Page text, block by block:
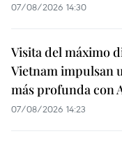
07/08/2026 14:30
Visita del máximo
Vietnam impulsan
más profunda con
07/08/2026 14:23